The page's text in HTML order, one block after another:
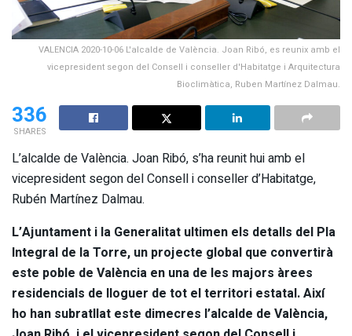
VALENCIA 2020-10-06 L'alcalde de València. Joan Ribó, es reunix amb el
vicepresident segon del Consell i conseller d'Habitatge i Arquitectura
Bioclimàtica, Ruben Martínez Dalmau.
336
SHARES
L’alcalde de València. Joan Ribó, s’ha reunit hui amb el
vicepresident segon del Consell i conseller d’Habitatge,
Rubén Martínez Dalmau.
L’Ajuntament i la Generalitat ultimen els detalls del Pla
Integral de la Torre, un projecte global que convertirà
este poble de València en una de les majors àrees
residencials de lloguer de tot el territori estatal. Així
ho han subratllat este dimecres l’alcalde de València,